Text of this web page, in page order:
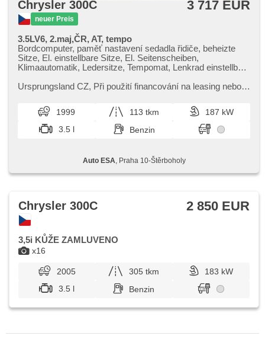
Chrysler 300C
neuer Preis
3 717 EUR
3.5LV6, 2.maj,ČR, AT, tempo
Bordcomputer, paměť nastavení sedadla řidiče, beheizte
Sitze, El. einstellbare Sitze, El. Seitenscheiben,
Klimaautomatik, Ledersitze, Tempomat, Lenkrad einstellbar,
Alufelgen, El. Spiegel, El. Dachfenster, Servolenkung,
Funkfernbedienung, Nebelscheinwerfer, ABS, 2x Airbag,
samostmívací zrcátka, Wegfahrsperre
Ursprungsland CZ,​ Při použití financování na leasing nebo
svátků) 9.00​-22.0...
1999 113 tkm
187 kW
3.5 l
Benzin
Auto ESA , Praha 10-Štěrboholy
x16
Chrysler 300C 2 850 EUR
3,5i KŮŽE ZAMLUVENO
2005 305 tkm
183 kW
3.5 l
Benzin